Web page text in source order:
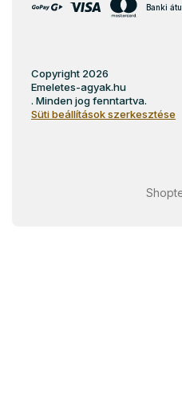
Banki
Copyright 2026
Emeletes-agyak.hu
. Minden jog fenntartva.
Süti beállítások szerkesztése